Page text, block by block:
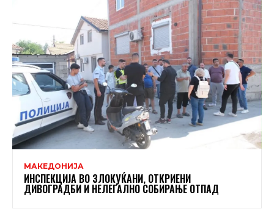
МАКЕДОНИЈА
ИНСПЕКЦИЈА ВО ЗЛОКУЌАНИ, ОТКРИЕНИ
ДИВОГРАДБИ И НЕЛЕГАЛНО СОБИРАЊЕ ОТПАД